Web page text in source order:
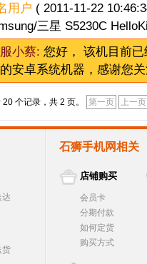
用户 ( 2011-11-22
三星 S5230C
小蔡: 您好， 该机目前
安卓系统机器，感谢您
20 个记录，共 2 页。 第一页 上一页
达
货
石狮手机网相关
店铺购买
会员卡
分期付款
如何定货
购买方式